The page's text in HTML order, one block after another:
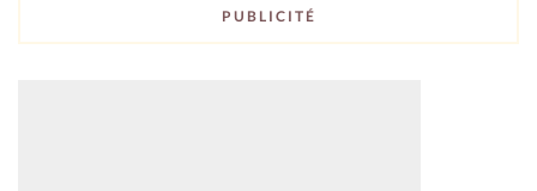
PUBLICITÉ